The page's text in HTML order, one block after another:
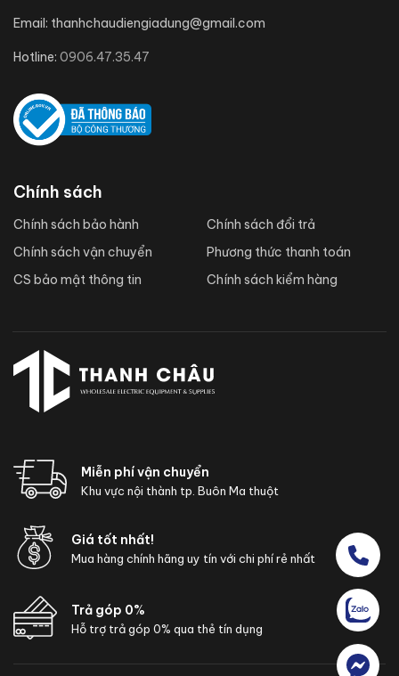
Email: thanhchaudiengiadung@gmail.com
Hotline: 0906.47.35.47
Chính sách
Chính sách bảo hành
Chính sách vận chuyển
CS bảo mật thông tin
Chính sách đổi trả
Phương thức thanh toán
Chính sách kiểm hàng
Miễn phí vận chuyển
Khu vực nội thành tp. Buôn Ma thuột
Giá tốt nhất!
Mua hàng chính hãng uy tín với chi phí rẻ nhất
Trả góp 0%
Hỗ trợ trả góp 0% qua thẻ tín dụng